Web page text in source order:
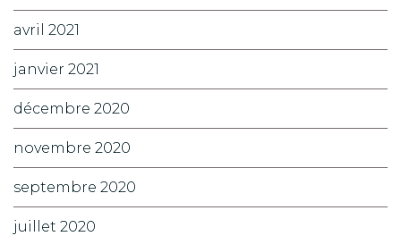
avril 2021
janvier 2021
décembre 2020
novembre 2020
septembre 2020
juillet 2020